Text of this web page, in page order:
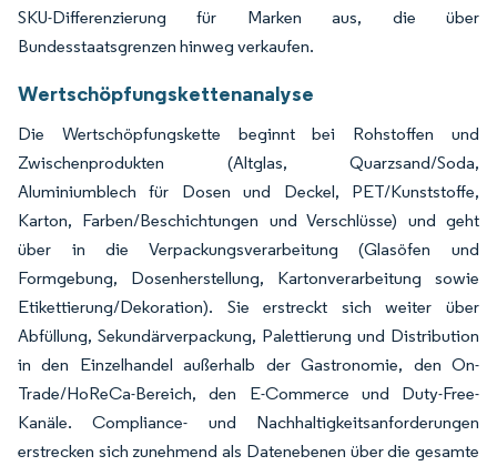
SKU-Differenzierung für Marken aus, die über
Bundesstaatsgrenzen hinweg verkaufen.
Wertschöpfungskettenanalyse
Die Wertschöpfungskette beginnt bei Rohstoffen und
Zwischenprodukten (Altglas, Quarzsand/Soda,
Aluminiumblech für Dosen und Deckel, PET/Kunststoffe,
Karton, Farben/Beschichtungen und Verschlüsse) und geht
über in die Verpackungsverarbeitung (Glasöfen und
Formgebung, Dosenherstellung, Kartonverarbeitung sowie
Etikettierung/Dekoration). Sie erstreckt sich weiter über
Abfüllung, Sekundärverpackung, Palettierung und Distribution
in den Einzelhandel außerhalb der Gastronomie, den On-
Trade/HoReCa-Bereich, den E-Commerce und Duty-Free-
Kanäle. Compliance- und Nachhaltigkeitsanforderungen
erstrecken sich zunehmend als Datenebenen über die gesamte